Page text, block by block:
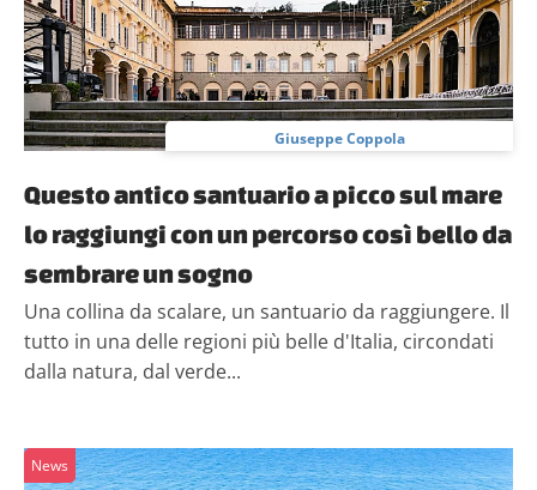
Giuseppe Coppola
Questo antico santuario a picco sul mare
lo raggiungi con un percorso così bello da
sembrare un sogno
Una collina da scalare, un santuario da raggiungere. Il
tutto in una delle regioni più belle d'Italia, circondati
dalla natura, dal verde...
News